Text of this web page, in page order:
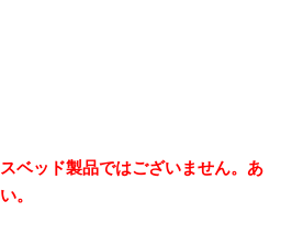
ベッド製品ではございません。あ
。